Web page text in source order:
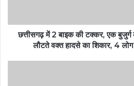
छत्तीसगढ़ में 2 बाइक की टक्कर, एक बुजुर्ग
लौटते वक्त हादसे का शिकार, 4